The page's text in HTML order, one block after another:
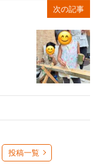
次の記事
投稿一覧